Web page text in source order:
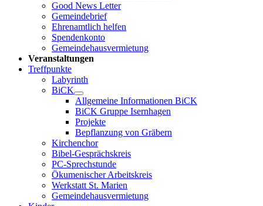
Good News Letter
Gemeindebrief
Ehrenamtlich helfen
Spendenkonto
Gemeindehausvermietung
Veranstaltungen
Treffpunkte
Labyrinth
BiCK
Allgemeine Informationen BiCK
BiCK Gruppe Isernhagen
Projekte
Bepflanzung von Gräbern
Kirchenchor
Bibel-Gesprächskreis
PC-Sprechstunde
Ökumenischer Arbeitskreis
Werkstatt St. Marien
Gemeindehausvermietung